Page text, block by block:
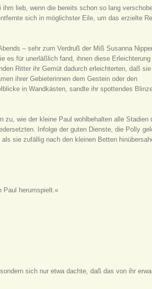
lieb, wenn die bereits schon so lang
sich in möglichster Eile, um das erzielte
– sehr zum Verdruß der Miß Susanna
es für unerläßlich fand, ihnen diese
Ritter ihr Gemüt dadurch erleichterten, daß
ihrer Gebieterinnen dem Gestein oder den
in Wandkästen, sandte ihr spottendes
zu, wie der kleine Paul wohlbehalten alle Stadien
Infolge der guten Dienste, die Polly
sie zufällig nach den kleinen Betten
Paul herumspielt.«
sich nur etwa dachte, daß das von ihr